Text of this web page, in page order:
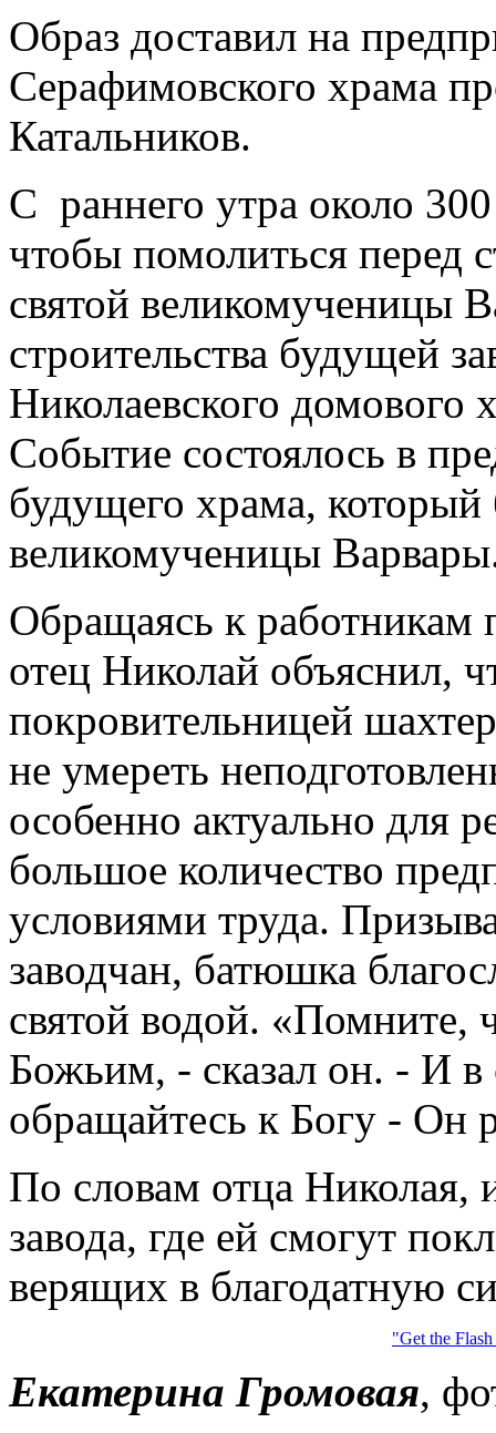
Образ доставил на
Серафимовского храма
Катальников.
С раннего утра около
чтобы помолиться перед
святой великомученицы
строительства будущей
Николаевского
Событие состоялось в
будущего храма, который
великомученицы
Обращаясь к работникам
отец Николай объяснил,
покровительницей
не умереть
особенно актуально для
большое количество
условиями труда.
заводчан, батюшка
святой водой. «Помните,
Божьим, - сказал он. - И
обращайтесь к Богу - Он
По словам отца Николая,
завода, где ей смогут
верящих в благодатную
"Get the
Екатерина Громовая,